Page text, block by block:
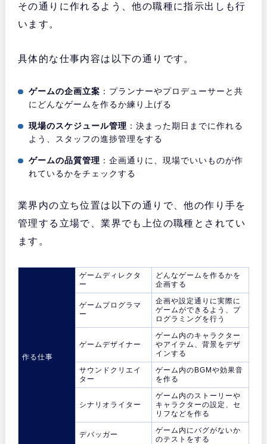
その通りに作れるよう、他の職種に指示出しも行
います。
具体的な仕事内容は以下の通りです。
ゲームの企画立案 ：プランナーやプロデューサーと共
にどんなゲームを作るか練り上げる
現場のスケジュール管理 ：決まった期日までに作れる
よう、スタッフの進捗管理をする
ゲームの品質管理 ：企画通りに、現場でいいものが作
れているかをチェックする
業界内の立ち位置は以下の通りで、他の作り手を
管理する立場で、業界でも上位の職種とされてい
ます。
作る仕事
ゲームディレクタ
ー
どんなゲームを作るかを
企画する
ゲームプログラマ
ー
企画や設定通りに実際に
ゲームができるよう、プ
ログラミングを行う
ゲームデザイナー
ゲーム内のキャラクター
やアイテム、背景をデザ
インする
サウンドクリエイ
ター
ゲーム内のBGMや効果音
を作る
シナリオライター
ゲーム内のストーリーや
キャラクターの設定、セ
リフなどを作る
デバッガー
ゲーム内にバグがないか
のテストをする